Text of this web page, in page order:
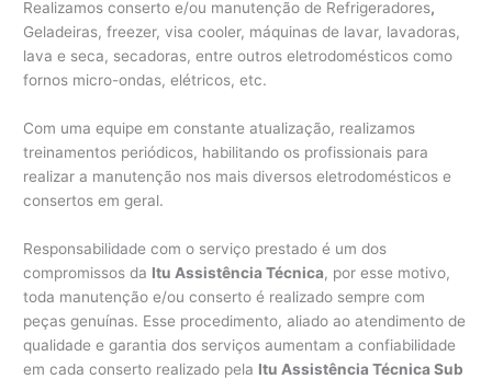
Realizamos conserto e/ou manutenção de Refrigeradores,
Geladeiras, freezer, visa cooler, máquinas de lavar, lavadoras,
lava e seca, secadoras, entre outros eletrodomésticos como
fornos micro-ondas, elétricos, etc.
Com uma equipe em constante atualização, realizamos
treinamentos periódicos, habilitando os profissionais para
realizar a manutenção nos mais diversos eletrodomésticos e
consertos em geral.
Responsabilidade com o serviço prestado é um dos
compromissos da Itu Assistência Técnica, por esse motivo,
toda manutenção e/ou conserto é realizado sempre com
peças genuínas. Esse procedimento, aliado ao atendimento de
qualidade e garantia dos serviços aumentam a confiabilidade
em cada conserto realizado pela Itu Assistência Técnica Sub